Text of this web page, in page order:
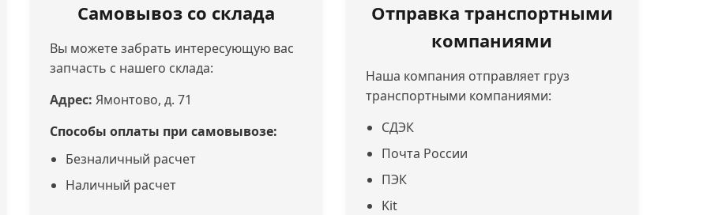
Самовывоз со склада
Вы можете забрать интересующую вас
запчасть с нашего склада:
Адрес: Ямонтово, д. 71
Способы оплаты при самовывозе:
Безналичный расчет
Наличный расчет
Отправка транспортными
компаниями
Наша компания отправляет груз
транспортными компаниями:
СДЭК
Почта России
ПЭК
Kit